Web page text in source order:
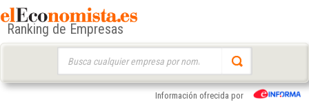
Ranking de Empresas
Información ofrecida por